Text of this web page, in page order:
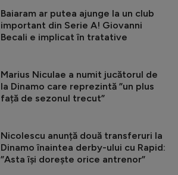
Baiaram ar putea ajunge la un club
important din Serie A! Giovanni
Becali e implicat în tratative
Marius Niculae a numit jucătorul de
la Dinamo care reprezintă ”un plus
față de sezonul trecut”
Nicolescu anunță două transferuri la
Dinamo înaintea derby-ului cu Rapid:
”Asta își dorește orice antrenor”